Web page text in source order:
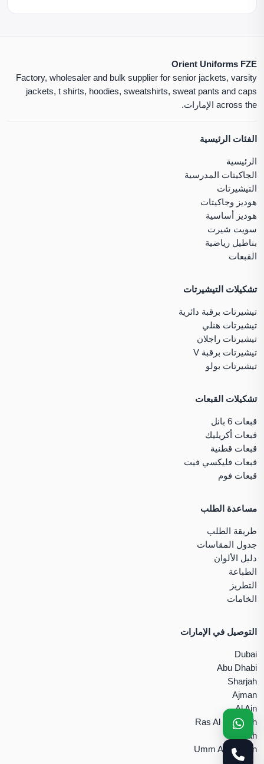
Orient Uniforms FZE
Factory, wholesaler and bulk supplier for senior jackets, varsity
jackets, t shirts, hoodies, sweatshirts, sweat pants and caps
across the الإمارات.
الفئات الرئيسية
الرئيسية
الجاكيتات المدرسية
التيشيرتات
هوديز وجاكيتات
هوديز أساسية
سويت شيرت
بناطيل رياضية
القبعات
تشكيلات التيشيرتات
تيشيرتات برقبة دائرية
تيشيرتات هنلي
تيشيرتات راجلان
تيشيرتات برقبة V
تيشيرتات بولو
تشكيلات القبعات
قبعات 6 بانل
قبعات أكريليك
قبعات قطنية
قبعات فليكسي فيت
قبعات فوم
مساعدة الطلب
طريقة الطلب
جدول المقاسات
دليل الألوان
الطباعة
التطريز
الخامات
التوصيل في الإمارات
Dubai
Abu Dhabi
Sharjah
Ajman
Al Ain
Ras Al Khaimah
Fujairah
Umm Al Quwain